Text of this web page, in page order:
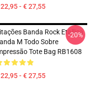
- € 27,55
Banda Rock Etallica
M Todo Sobre
Tote Bag RB1608
- € 27,55
-20%